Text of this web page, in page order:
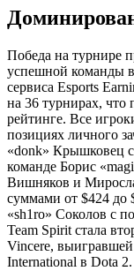
Победа на турнире
успешной команды
сервиса Esports
на 36 турнирах, что
рейтинге. Все
позициях личного
«donk» Крышковец
команде Борис
Вишняков и
суммами от $424 до
«sh1ro» Соколов с
Team Spirit стала
Vincere,
International в Dota 2.